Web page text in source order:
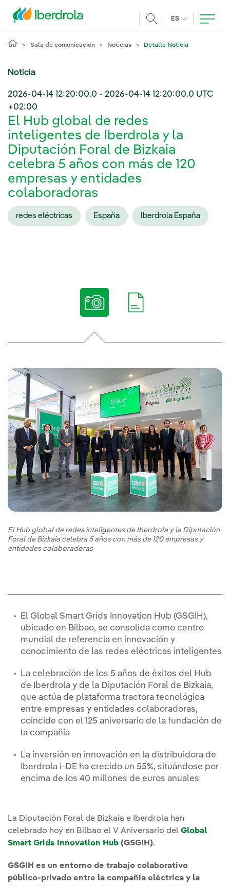
ES IDIOMA
Sala de comunicación Noticias Detalle Noticia
Noticia
2026-04-14 12:20:00.0 - 2026-04-14 12:20:00.0 UTC
+02:00
El Hub global de redes
inteligentes de Iberdrola y la
Diputación Foral de Bizkaia
celebra 5 años con más de 120
empresas y entidades
colaboradoras
redes eléctricas España Iberdrola España
El Hub global de redes inteligentes de Iberdrola y la Diputación
Foral de Bizkaia celebra 5 años con más de 120 empresas y
entidades colaboradoras
El Global Smart Grids Innovation Hub (GSGIH),
ubicado en Bilbao, se consolida como centro
mundial de referencia en innovación y
conocimiento de las redes eléctricas inteligentes
La celebración de los 5 años de éxitos del Hub
de Iberdrola y de la Diputación Foral de Bizkaia,
que actúa de plataforma tractora tecnológica
entre empresas y entidades colaboradoras,
coincide con el 125 aniversario de la fundación de
la compañía
La inversión en innovación en la distribuidora de
Iberdrola i-DE ha crecido un 55%, situándose por
encima de los 40 millones de euros anuales
La Diputación Foral de Bizkaia e Iberdrola han
celebrado hoy en Bilbao el V Aniversario del Global
Smart Grids Innovation Hub (GSGIH).
GSGIH es un entorno de trabajo colaborativo
público-privado entre la compañía eléctrica y la